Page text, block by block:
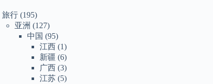
旅行 (195)
亚洲 (127)
中国 (95)
江西 (1)
新疆 (6)
广西 (3)
江苏 (5)